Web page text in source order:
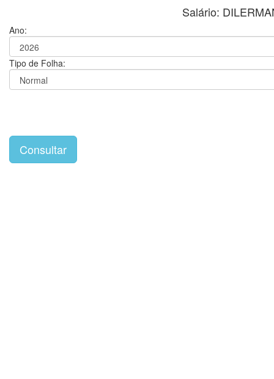
Salário:
Ano:
Tipo de Folha: